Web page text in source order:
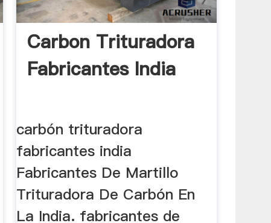
Carbon Trituradora
Fabricantes India
carbón trituradora
fabricantes india
Fabricantes De Martillo
Trituradora De Carbón En
La India. fabricantes de